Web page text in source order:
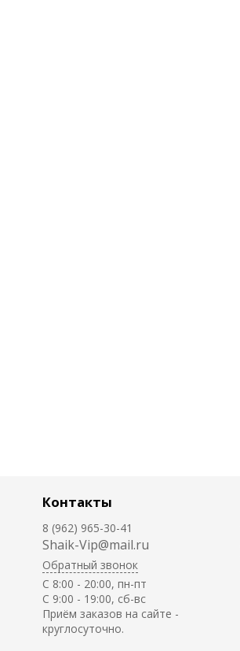
Контакты
8 (962) 965-30-41
Shaik-Vip@mail.ru
Обратный звонок
C 8:00 - 20:00, пн-пт
С 9:00 - 19:00, сб-вс
Приём заказов на сайте -
круглосуточно.